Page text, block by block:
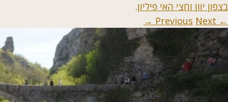
בצפון יוון וחצי האי פיליון.
← Previous
Next →